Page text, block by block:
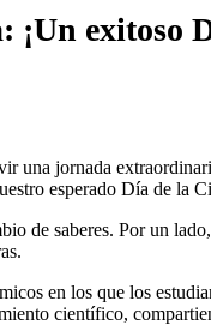
exitoso
una jornada
esperado Día de la
de saberes. Por un
en los que los
científico,